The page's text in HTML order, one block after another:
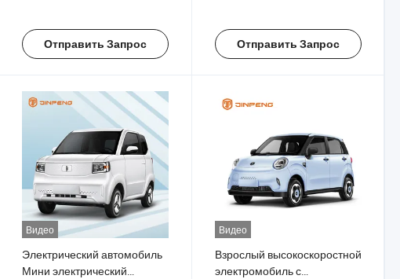
Отправить Запрос Отправить Запрос
Видео
Электрический автомобиль
Мини электрический
Видео
Взрослый высокоскоростной
электромобиль с